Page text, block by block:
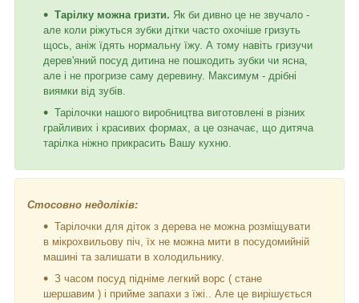
Тарілку можна гризти. Як би дивно це не звучало -
але коли ріжуться зубки дітки часто охочіше гризуть
щось, аніж їдять нормальну їжу. А тому навіть гризучи
дерев'яний посуд дитина не пошкодить зубки чи ясна,
але і не прогризе саму деревину. Максимум - дрібні
виямки від зубів.
Тарілочки нашого виробництва виготовлені в різних
грайливих і красивих формах, а це означає, що дитяча
тарілка ніжно прикрасить Вашу кухню.
Стосовно недоліків:
Тарілочки для діток з дерева не можна розміщувати
в мікрохвильову піч, їх не можна мити в посудомийній
машині та залишати в холодильнику.
З часом посуд підніме легкий ворс ( стане
шершавим ) і прийме запахи з їжі.. Але це вирішується